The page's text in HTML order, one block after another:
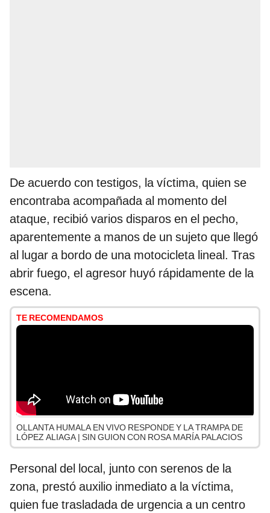
De acuerdo con testigos, la víctima, quien se
encontraba acompañada al momento del
ataque, recibió varios disparos en el pecho,
aparentemente a manos de un sujeto que llegó
al lugar a bordo de una motocicleta lineal. Tras
abrir fuego, el agresor huyó rápidamente de la
escena.
TE RECOMENDAMOS
OLLANTA HUMALA EN VIVO RESPONDE Y LA TRAMPA DE
LÓPEZ ALIAGA | SIN GUION CON ROSA MARÍA PALACIOS
Personal del local, junto con serenos de la
zona, prestó auxilio inmediato a la víctima,
quien fue trasladada de urgencia a un centro